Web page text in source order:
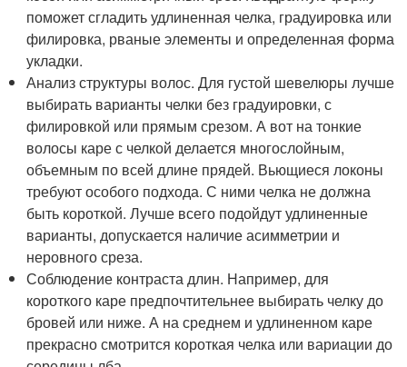
поможет сгладить удлиненная челка, градуировка или
филировка, рваные элементы и определенная форма
укладки.
Анализ структуры волос. Для густой шевелюры лучше
выбирать варианты челки без градуировки, с
филировкой или прямым срезом. А вот на тонкие
волосы каре с челкой делается многослойным,
объемным по всей длине прядей. Вьющиеся локоны
требуют особого подхода. С ними челка не должна
быть короткой. Лучше всего подойдут удлиненные
варианты, допускается наличие асимметрии и
неровного среза.
Соблюдение контраста длин. Например, для
короткого каре предпочтительнее выбирать челку до
бровей или ниже. А на среднем и удлиненном каре
прекрасно смотрится короткая челка или вариации до